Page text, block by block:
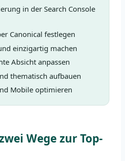
in der Search Console
Canonical festlegen
einzigartig machen
Absicht anpassen
thematisch aufbauen
Mobile optimieren
Wege zur Top-